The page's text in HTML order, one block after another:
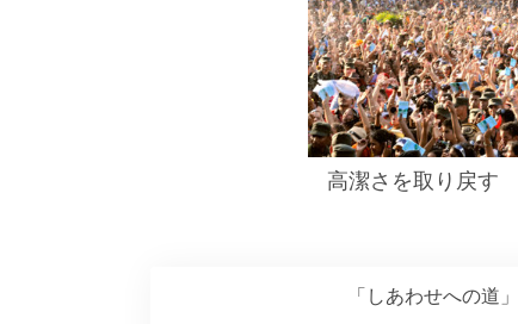
高潔さを取り戻す
「しあわせへの道